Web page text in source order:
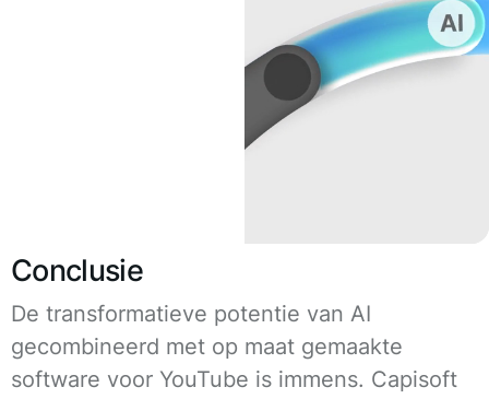
Conclusie
De transformatieve potentie van AI
gecombineerd met op maat gemaakte
software voor YouTube is immens. Capisoft